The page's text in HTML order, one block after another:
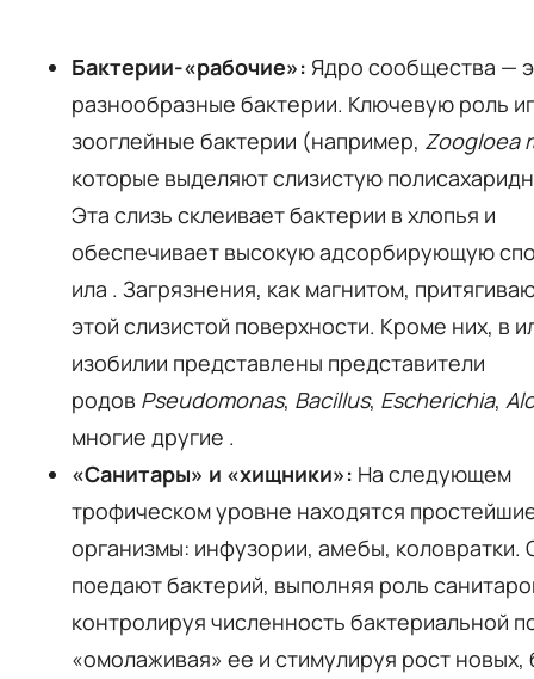
Бактерии-«рабочие»: Ядро сообщества —
разнообразные бактерии. Ключевую роль
зооглейные бактерии (например, Zoogloea
которые выделяют слизистую
Эта слизь склеивает бактерии в хлопья и
обеспечивает высокую адсорбирующую
ила . Загрязнения, как магнитом,
этой слизистой поверхности. Кроме них, в
изобилии представлены представители
родов Pseudomonas, Bacillus, Escherichia,
многие другие .
«Санитары» и «хищники»: На следующем
трофическом уровне находятся
организмы: инфузории, амебы, коловратки.
поедают бактерий, выполняя роль
контролируя численность бактериальной
«омолаживая» ее и стимулируя рост новых,